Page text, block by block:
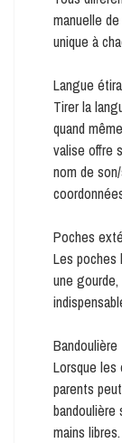
manuelle
unique à
Langue
Tirer la
quand
valise offre
nom de
Poches
Les poches
une
Bandoulière
Lorsque les
parents
mains libres.